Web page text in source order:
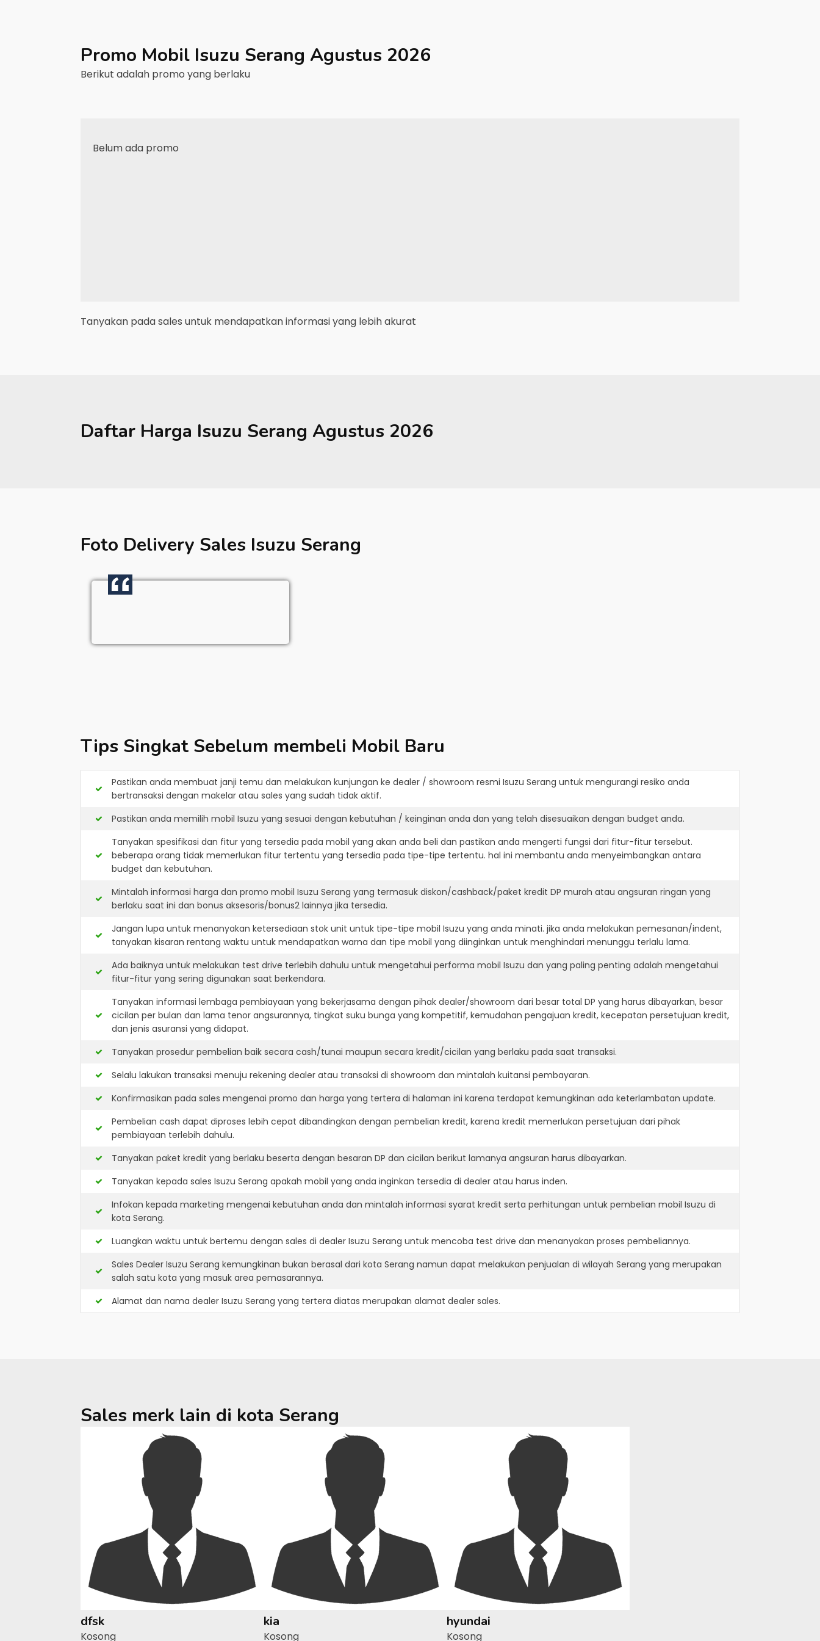
Promo Mobil Isuzu Serang Agustus 2026
Berikut adalah promo yang berlaku
Belum ada promo
Tanyakan pada sales untuk mendapatkan informasi yang lebih akurat
Daftar Harga Isuzu Serang Agustus 2026
Foto Delivery Sales Isuzu Serang
Tips Singkat Sebelum membeli Mobil Baru
Pastikan anda membuat janji temu dan melakukan kunjungan ke dealer / showroom resmi Isuzu Serang untuk mengurangi resiko anda
bertransaksi dengan makelar atau sales yang sudah tidak aktif.
Pastikan anda memilih mobil Isuzu yang sesuai dengan kebutuhan / keinginan anda dan yang telah disesuaikan dengan budget anda.
Tanyakan spesifikasi dan fitur yang tersedia pada mobil yang akan anda beli dan pastikan anda mengerti fungsi dari fitur-fitur tersebut.
beberapa orang tidak memerlukan fitur tertentu yang tersedia pada tipe-tipe tertentu. hal ini membantu anda menyeimbangkan antara
budget dan kebutuhan.
Mintalah informasi harga dan promo mobil Isuzu Serang yang termasuk diskon/cashback/paket kredit DP murah atau angsuran ringan yang
berlaku saat ini dan bonus aksesoris/bonus2 lainnya jika tersedia.
Jangan lupa untuk menanyakan ketersediaan stok unit untuk tipe-tipe mobil Isuzu yang anda minati. jika anda melakukan pemesanan/indent,
tanyakan kisaran rentang waktu untuk mendapatkan warna dan tipe mobil yang diinginkan untuk menghindari menunggu terlalu lama.
Ada baiknya untuk melakukan test drive terlebih dahulu untuk mengetahui performa mobil Isuzu dan yang paling penting adalah mengetahui
fitur-fitur yang sering digunakan saat berkendara.
Tanyakan informasi lembaga pembiayaan yang bekerjasama dengan pihak dealer/showroom dari besar total DP yang harus dibayarkan, besar
cicilan per bulan dan lama tenor angsurannya, tingkat suku bunga yang kompetitif, kemudahan pengajuan kredit, kecepatan persetujuan kredit,
dan jenis asuransi yang didapat.
Tanyakan prosedur pembelian baik secara cash/tunai maupun secara kredit/cicilan yang berlaku pada saat transaksi.
Selalu lakukan transaksi menuju rekening dealer atau transaksi di showroom dan mintalah kuitansi pembayaran.
Konfirmasikan pada sales mengenai promo dan harga yang tertera di halaman ini karena terdapat kemungkinan ada keterlambatan update.
Pembelian cash dapat diproses lebih cepat dibandingkan dengan pembelian kredit, karena kredit memerlukan persetujuan dari pihak
pembiayaan terlebih dahulu.
Tanyakan paket kredit yang berlaku beserta dengan besaran DP dan cicilan berikut lamanya angsuran harus dibayarkan.
Tanyakan kepada sales Isuzu Serang apakah mobil yang anda inginkan tersedia di dealer atau harus inden.
Infokan kepada marketing mengenai kebutuhan anda dan mintalah informasi syarat kredit serta perhitungan untuk pembelian mobil Isuzu di
kota Serang.
Luangkan waktu untuk bertemu dengan sales di dealer Isuzu Serang untuk mencoba test drive dan menanyakan proses pembeliannya.
Sales Dealer Isuzu Serang kemungkinan bukan berasal dari kota Serang namun dapat melakukan penjualan di wilayah Serang yang merupakan
salah satu kota yang masuk area pemasarannya.
Alamat dan nama dealer Isuzu Serang yang tertera diatas merupakan alamat dealer sales.
Sales merk lain di kota Serang
dfsk
Kosong
kia
Kosong
hyundai
Kosong